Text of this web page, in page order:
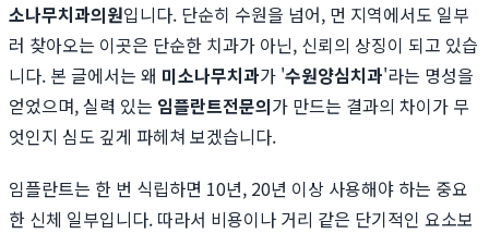
소나무치과의원입니다. 단순히 수원을 넘어, 먼 지역에서도 일부
러 찾아오는 이곳은 단순한 치과가 아닌, 신뢰의 상징이 되고 있습
니다. 본 글에서는 왜 미소나무치과가 '수원양심치과'라는 명성을
얻었으며, 실력 있는 임플란트전문의가 만드는 결과의 차이가 무
엇인지 심도 깊게 파헤쳐 보겠습니다.
임플란트는 한 번 식립하면 10년, 20년 이상 사용해야 하는 중요
한 신체 일부입니다. 따라서 비용이나 거리 같은 단기적인 요소보